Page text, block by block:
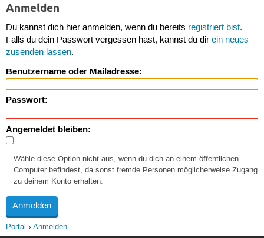
Anmelden
Du kannst dich hier anmelden, wenn du bereits registriert bist.
Falls du dein Passwort vergessen hast, kannst du dir ein neues
zusenden lassen.
Benutzername oder Mailadresse:
Passwort:
Angemeldet bleiben:
Wähle diese Option nicht aus, wenn du dich an einem öffentlichen
Computer befindest, da sonst fremde Personen möglicherweise Zugang
zu deinem Konto erhalten.
Portal Anmelden